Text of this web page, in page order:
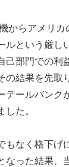
からアメリカ
ルという厳し
己部門での利
の結果を先取
テールバンク
た。
もなく格下げ
なった結果、